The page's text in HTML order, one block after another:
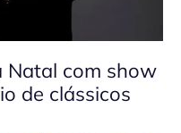
Natal com show
de clássicos